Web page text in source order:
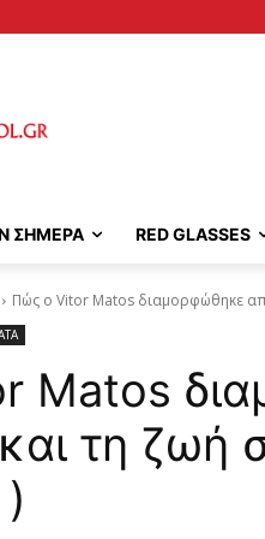
ΣΗΜΕΡΑ RED GLASSES
Πώς ο Vitor Matos διαμορφώθηκε
Matos
τη ζωή